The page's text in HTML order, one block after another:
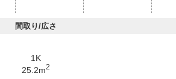
間取り/広さ
1K
25.2m2